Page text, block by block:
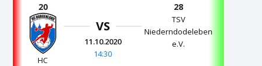
20
HC
VS
11.10.2020
14:30
28
TSV
Niederndodeleben
e.V.